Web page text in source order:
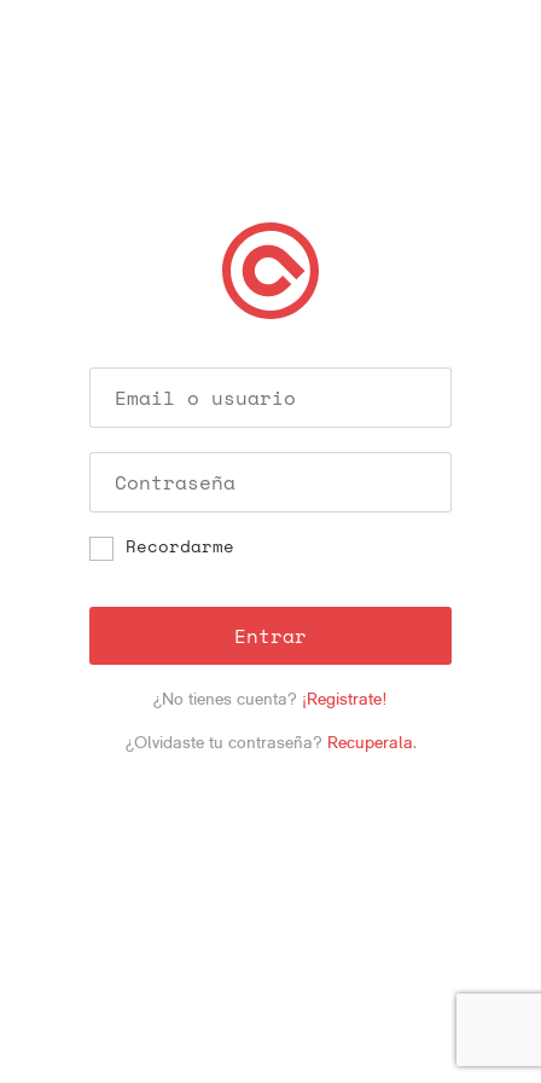
Recordarme
Entrar
¿No tienes cuenta? ¡Registrate!
¿Olvidaste tu contraseña? Recuperala.